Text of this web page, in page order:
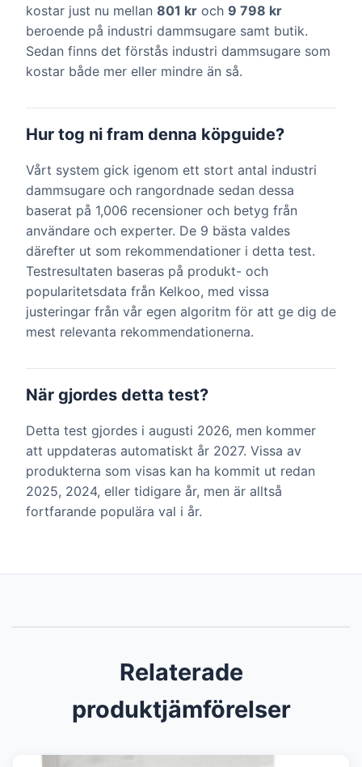
kostar just nu mellan 801 kr och 9 798 kr
beroende på industri dammsugare samt butik.
Sedan finns det förstås industri dammsugare som
kostar både mer eller mindre än så.
Hur tog ni fram denna köpguide?
Vårt system gick igenom ett stort antal industri
dammsugare och rangordnade sedan dessa
baserat på 1,006 recensioner och betyg från
användare och experter. De 9 bästa valdes
därefter ut som rekommendationer i detta test.
Testresultaten baseras på produkt- och
popularitetsdata från Kelkoo, med vissa
justeringar från vår egen algoritm för att ge dig de
mest relevanta rekommendationerna.
När gjordes detta test?
Detta test gjordes i augusti 2026, men kommer
att uppdateras automatiskt år 2027. Vissa av
produkterna som visas kan ha kommit ut redan
2025, 2024, eller tidigare år, men är alltså
fortfarande populära val i år.
Relaterade
produktjämförelser